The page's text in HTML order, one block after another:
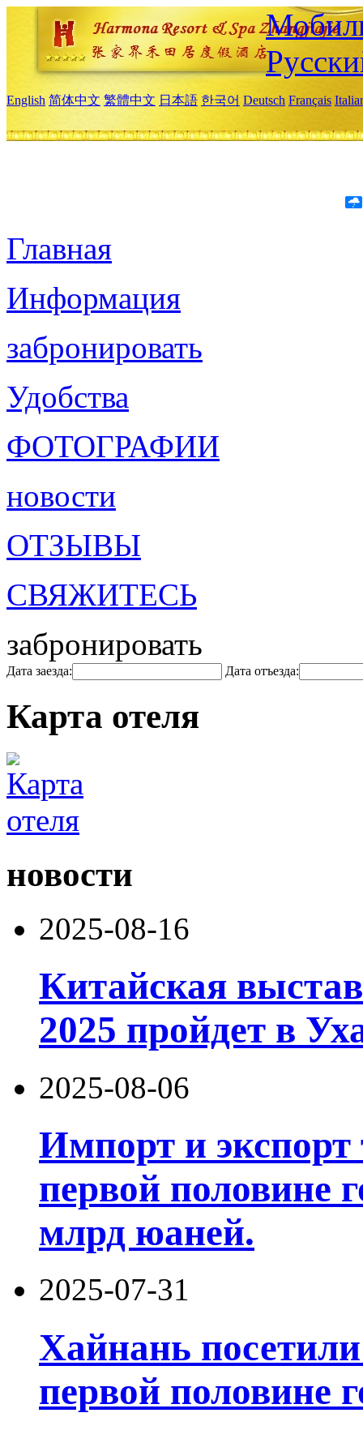
English 简体中文 繁體中文 日本語 한국어 Deutsch Français
Главная
Информация
забронировать
Удобства
ФОТОГРАФИИ
новости
ОТЗЫВЫ
СВЯЖИТЕСЬ
забронировать
Дата заезда: Дата отъезда:
Карта отеля
новости
2025-08-16
Китайская
2025 пройдет в
2025-08-06
Импорт и экспорт
первой половине
млрд юаней.
2025-07-31
Хайнань
первой половине